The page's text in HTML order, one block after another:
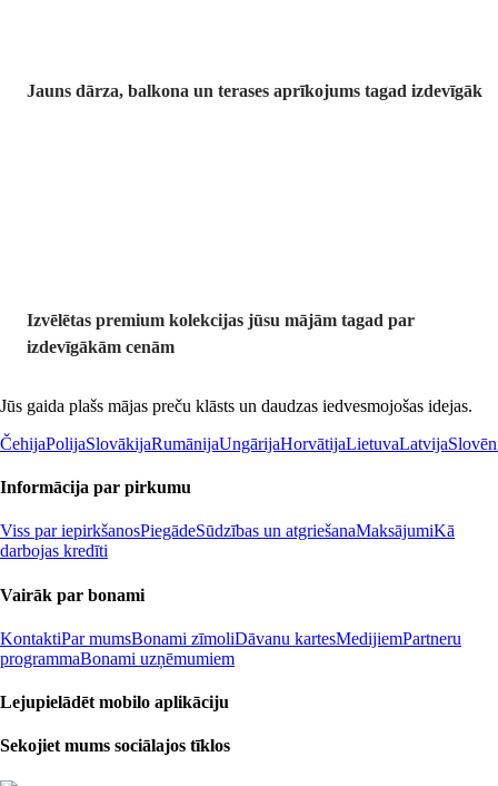
Jauns dārza, balkona un terases aprīkojums tagad izdevīgāk
Izvēlētas premium kolekcijas jūsu mājām tagad par
izdevīgākām cenām
Jūs gaida plašs mājas preču klāsts un daudzas iedvesmojošas idejas.
ČehijaPolijaSlovākijaRumānijaUngārijaHorvātijaLietuvaLatvija
Informācija par pirkumu
Viss par iepirkšanosPiegādeSūdzības un atgriešanaMaksājumiKā
darbojas kredīti
Vairāk par bonami
KontaktiPar mumsBonami zīmoliDāvanu kartesMedijiemPartneru
programmaBonami uzņēmumiem
Lejupielādēt mobilo aplikāciju
Sekojiet mums sociālajos tīklos